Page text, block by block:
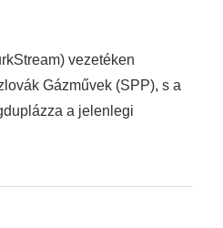
vezetéken
Gázművek (SPP), s a
a jelenlegi